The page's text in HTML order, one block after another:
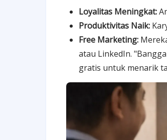
Loyalitas Meningkat:
Produktivitas Naik:
Free Marketing:
atau LinkedIn.
gratis untuk menarik